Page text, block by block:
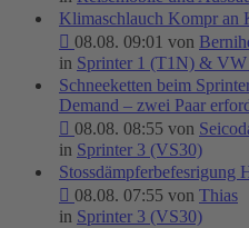
Klimaschlauch Kompr an
08.08. 09:01 von
in Sprinter 1 (T1N) &
Schneeketten beim
Demand – zwei Paar
08.08. 08:55 von
in Sprinter 3 (VS30)
Stossdämpferbefesrigung
08.08. 07:55 von Thias
in Sprinter 3 (VS30)